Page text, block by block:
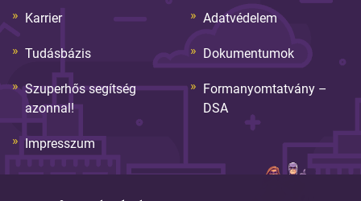
Karrier Adatvédelem
Tudásbázis Dokumentumok
Szuperhős segítség
azonnal!
Formanyomtatvány –
DSA
Impresszum